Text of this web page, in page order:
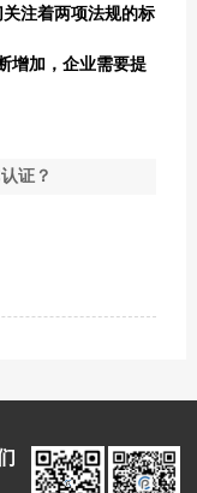
注着两项法规的标
增加，企业需要提
证？